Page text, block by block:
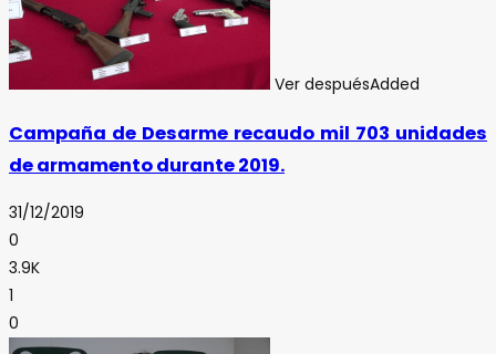
Ver despuésAdded
Campaña de Desarme recaudo mil 703 unidades
de armamento durante 2019.
31/12/2019
0
3.9K
1
0